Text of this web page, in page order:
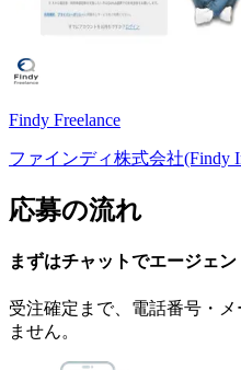
Findy Freelance
ファインディ株式会社(Findy
応募の流れ
まずはチャットでエージェン
受注確定まで、 電話番号・
ません。